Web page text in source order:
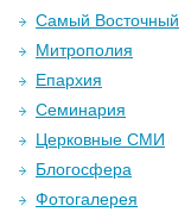
Самый Восточный
Митрополия
Епархия
Семинария
Церковные СМИ
Блогосфера
Фотогалерея